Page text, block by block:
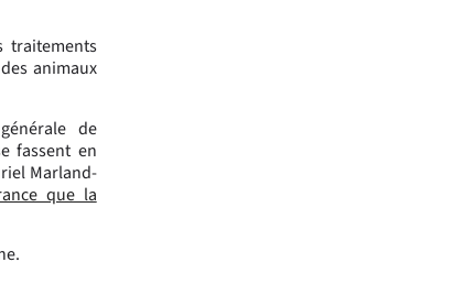
traitements
animaux
de
fassent en
Marland-
que la